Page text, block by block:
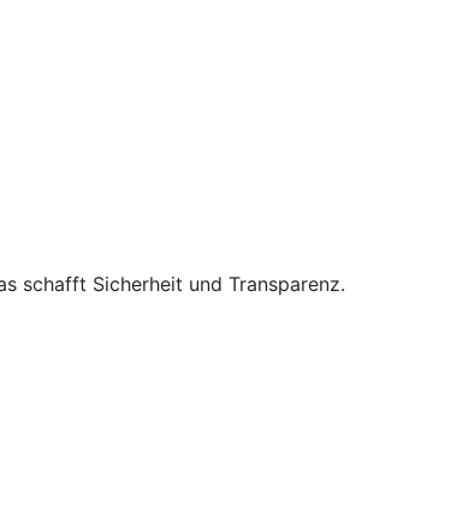
schafft Sicherheit und Transparenz.